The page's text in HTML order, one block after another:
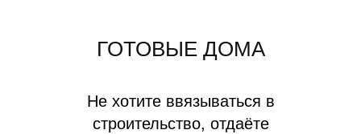
ГОТОВЫЕ ДОМА
Не хотите ввязываться в
строительство, отдаёте